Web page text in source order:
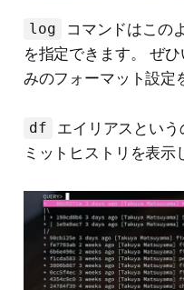
log
コマンドはこの
を指定できます。 ぜ
みのフォーマット設定
df
エイリアスとい
ミットヒストリを表示